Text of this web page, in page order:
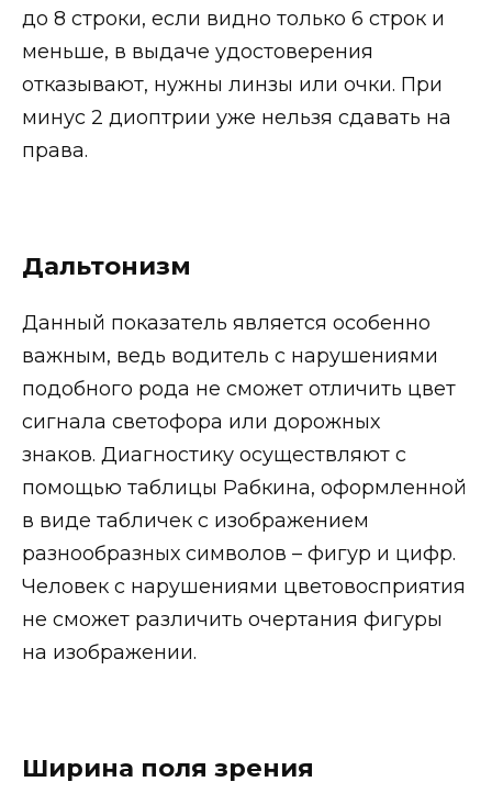
до 8 строки, если видно только 6 строк и
меньше, в выдаче удостоверения
отказывают, нужны линзы или очки. При
минус 2 диоптрии уже нельзя сдавать на
права.
Дальтонизм
Данный показатель является особенно
важным, ведь водитель с нарушениями
подобного рода не сможет отличить цвет
сигнала светофора или дорожных
знаков. Диагностику осуществляют с
помощью таблицы Рабкина, оформленной
в виде табличек с изображением
разнообразных символов – фигур и цифр.
Человек с нарушениями цветовосприятия
не сможет различить очертания фигуры
на изображении.
Ширина поля зрения